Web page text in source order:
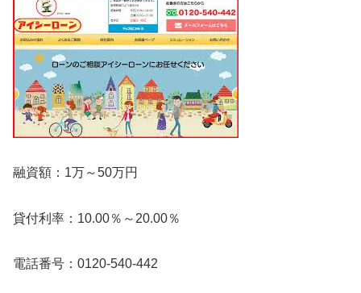
融資額：1万～50万円
貸付利率：10.00％～20.00％
電話番号：0120-540-442